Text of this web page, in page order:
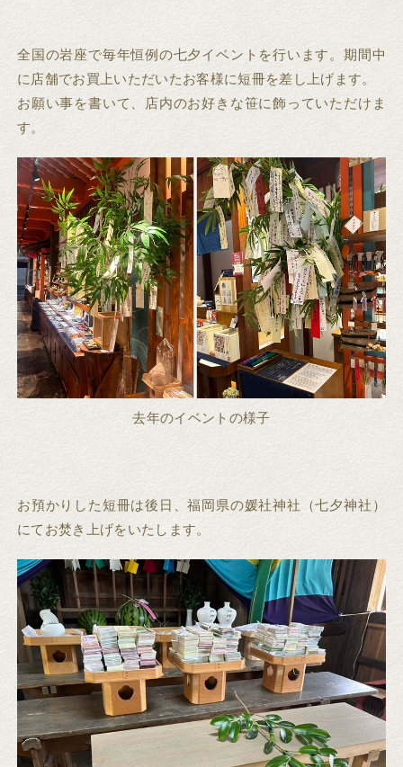
全国の岩座で毎年恒例の七夕イベントを行います。期間中
に店舗でお買上いただいたお客様に短冊を差し上げます。
お願い事を書いて、店内のお好きな笹に飾っていただけま
す。
去年のイベントの様子
お預かりした短冊は後日、福岡県の媛社神社（七夕神社）
にてお焚き上げをいたします。